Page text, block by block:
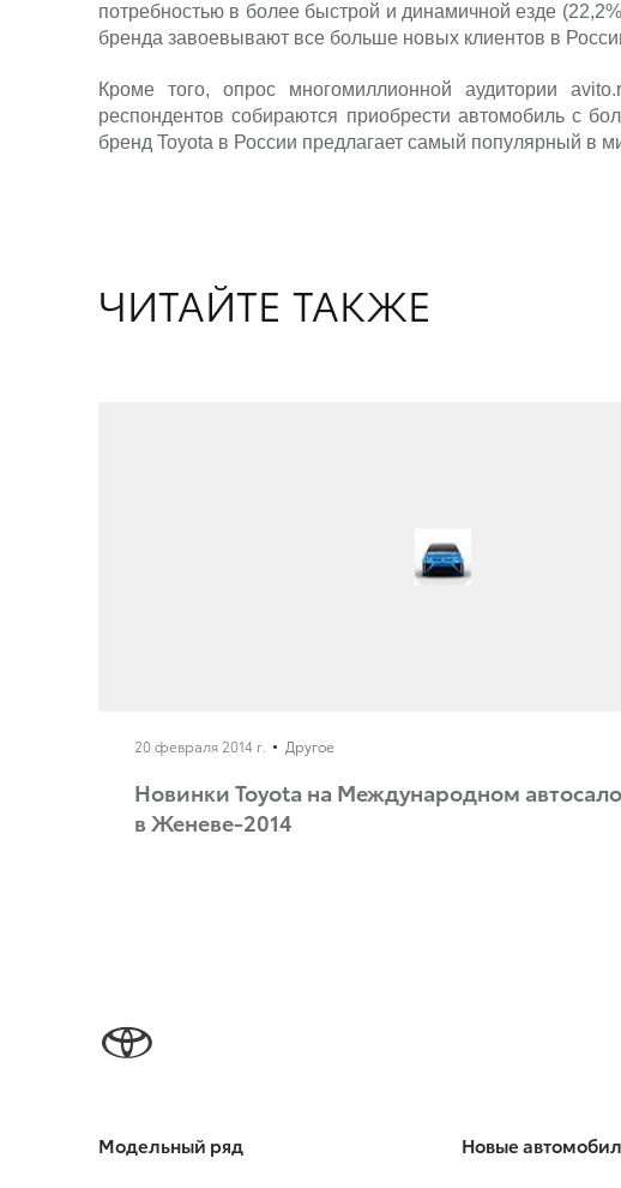
потребностью в более быстрой и динамичной езде
бренда завоевывают все больше новых клиентов в
Кроме того, опрос многомиллионной аудитории
респондентов собираются приобрести автомобиль с
бренд Toyota в России предлагает самый популярный в
ЧИТАЙТЕ ТАКЖЕ
20 февраля 2014 г. Другое
Новинки Toyota на Международном
в Женеве-2014
Модельный ряд Новые